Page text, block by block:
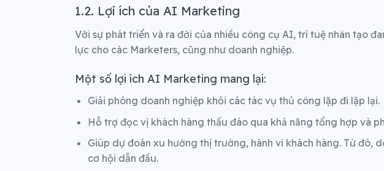
1.2. Lợi ích của AI Marketing
Với sự phát triển và ra đời của nhiều công cụ AI, trí tuệ nhân tạo
lực cho các Marketers, cũng như doanh nghiệp.
Một số lợi ích AI Marketing mang lại:
Giải phóng doanh nghiệp khỏi các tác vụ thủ công lặp đi lặp lại.
Hỗ trợ đọc vị khách hàng thấu đáo qua khả năng tổng hợp và
Giúp dự đoán xu hướng thị trường, hành vi khách hàng. Từ đó,
cơ hội dẫn đầu.